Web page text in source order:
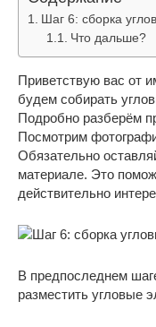
Шаг 6: сборка
Что дальше?
Приветствую вас от
будем собирать
Подробно разберём
Посмотрим
Обязательно
материале. Это
действительно
В предпоследнем
разместить угловые